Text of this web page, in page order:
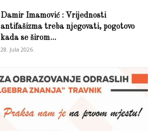
Damir Imamović : Vrijednosti
antifašizma treba njegovati, pogotovo
kada se širom...
28. Jula 2026.